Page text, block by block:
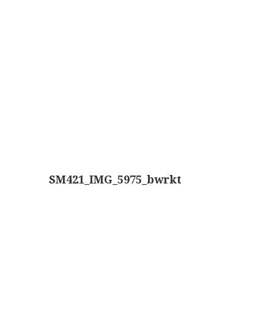
SM421_IMG_5975_bwrkt